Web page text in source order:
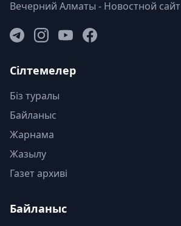
Вечерний Алматы - Новостной сайт
Сілтемелер
Біз туралы
Байланыс
Жарнама
Жазылу
Газет архиві
Байланыс